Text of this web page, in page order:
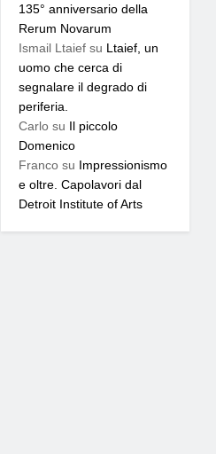
135° anniversario della
Rerum Novarum
Ismail Ltaiefsu Ltaief, un
uomo che cerca di
segnalare il degrado di
periferia.
Carlosu Il piccolo
Domenico
Francosu Impressionismo
e oltre. Capolavori dal
Detroit Institute of Arts